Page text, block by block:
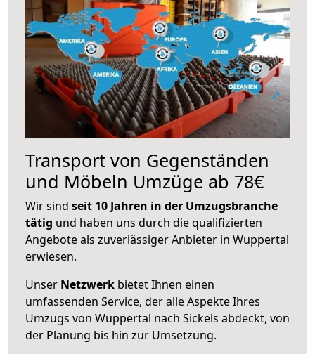
Transport von Gegenständen
und Möbeln Umzüge ab 78€
Wir sind seit 10 Jahren in der Umzugsbranche
tätig und haben uns durch die qualifizierten
Angebote als zuverlässiger Anbieter in Wuppertal
erwiesen.
Unser Netzwerk bietet Ihnen einen
umfassenden Service, der alle Aspekte Ihres
Umzugs von Wuppertal nach Sickels abdeckt, von
der Planung bis hin zur Umsetzung.